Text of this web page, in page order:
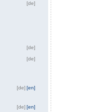
[de]
[de]
[de]
[en]
[de]
[en]
[de]